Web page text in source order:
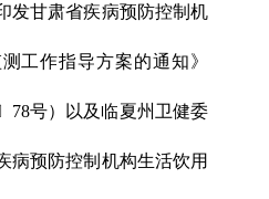
发甘肃省疾病预防控制机
工作指导方案的通知》
78号）以及临夏州卫健委
病预防控制机构生活饮用